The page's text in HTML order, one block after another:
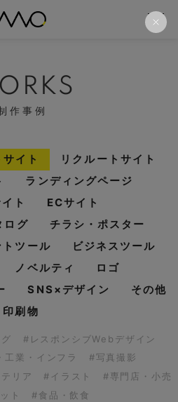
作事例
イト
リクルートサイト
ランディングページ
ト
ECサイト
ログ
チラシ・ポスター
トツール
ビジネスツール
ノベルティ
ロゴ
SNS×デザイン
その他
印刷物
#レスポンシブWebデザイン
業・インフラ
#写真撮影
リア
#イラスト
#専門店・小売
ト
#食品・飲食